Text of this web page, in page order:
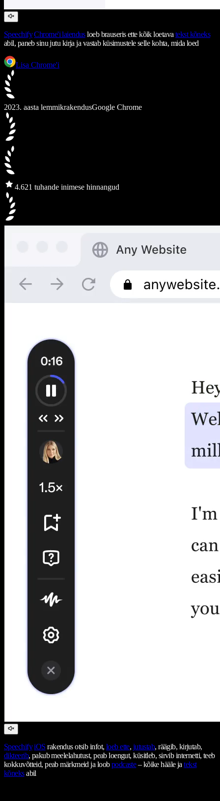
Speechify Chrome'i laiendusloeb brauseris ette kõik loetava tekst kõneks
abil, paneb sinu jutu kirja ja vastab küsimustele selle kohta, mida loed
Lisa Chrome'i
2023. aasta lemmikrakendusGoogle Chrome
4.621 tuhande inimese hinnangud
Speechify iOS rakendus otsib infot, loeb ette, jutustab, räägib, kirjutab,
dikteerib, pakub meelelahutust, peab loengut, küsitleb, sirvib internetti, teeb
kokkuvõtteid, peab märkmeid ja loobpodcaste– kõike hääle jatekst
kõneksabil